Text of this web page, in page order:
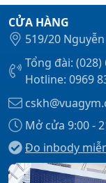
CỬA HÀNG
519/20 Nguyễn
Tổng đài: (028)
Hotline: 0969
Mở cửa 9:00 -
Đo inbody